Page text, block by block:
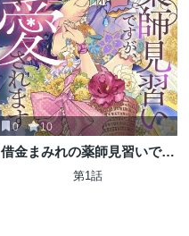
0 10
借金まみれの薬師見習いです
が、銀行頭取の公爵家次男に
第1話